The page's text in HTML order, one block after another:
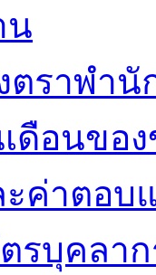
น
ตราพำ
เดือนขอ
ะค่าตอบ
รบุคลา